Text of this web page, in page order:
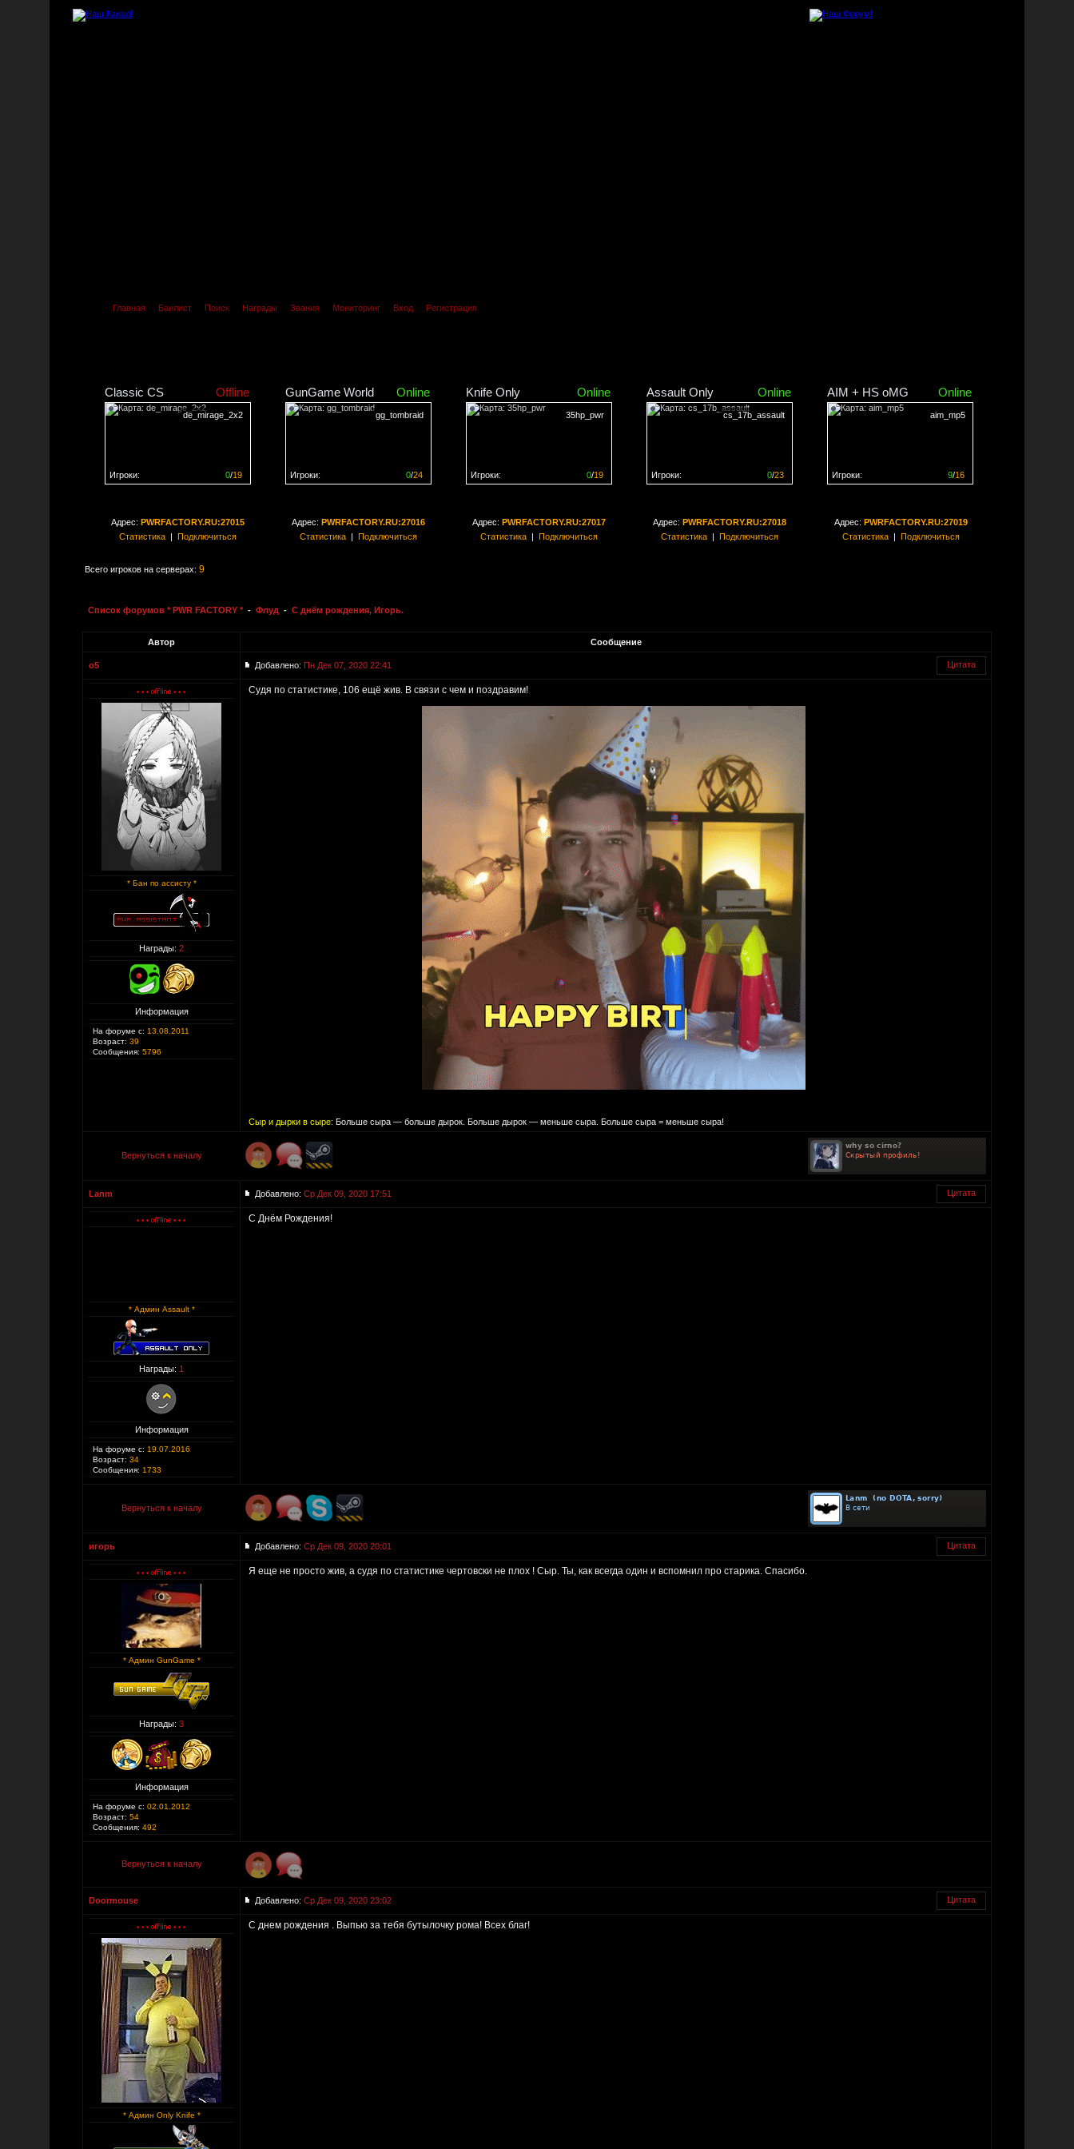
Главная Банлист Поиск Награды Звания Мониторинг Вход Регистрация
Classic CS Offline
de_mirage_2x2
0/19
Игроки:
GunGame World Online
gg_tombraid
0/24
Игроки:
Knife Only Online
35hp_pwr
0/19
Игроки:
Assault Only Online
cs_17b_assault
0/23
Игроки:
AIM + HS oMG Online
aim_mp5
9/16
Игроки:
Адрес: PWRFACTORY.RU:27015
Статистика| Подключиться
Адрес: PWRFACTORY.RU:27016
Статистика| Подключиться
Адрес: PWRFACTORY.RU:27017
Статистика| Подключиться
Адрес: PWRFACTORY.RU:27018
Статистика| Подключиться
Адрес: PWRFACTORY.RU:27019
Статистика| Подключиться
Всего игроков на серверах: 9
Список форумов * PWR FACTORY * - Флуд - C днём рождения, Игорь.
Автор Сообщение
o5 Добавлено: Пн Дек 07, 2020 22:41 Цитата
* Бан по ассисту *
Награды: 2
Информация
На форуме с: 13.08.2011
Возраст: 39
Сообщения: 5796
Судя по статистике, 106 ещё жив. В связи с чем и поздравим!
Сыр и дырки в сыре: Больше сыра — больше дырок. Больше дырок — меньше сыра. Больше сыра = меньше сыра!
Вернуться к началу
Lanm Добавлено: Ср Дек 09, 2020 17:51 Цитата
* Админ Assault *
Награды: 1
Информация
На форуме с: 19.07.2016
Возраст: 34
Сообщения: 1733
С Днём Рождения!
Вернуться к началу
игорь Добавлено: Ср Дек 09, 2020 20:01 Цитата
* Админ GunGame *
Награды: 3
Информация
На форуме с: 02.01.2012
Возраст: 54
Сообщения: 492
Я еще не просто жив, а судя по статистике чертовски не плох ! Сыр. Ты, как всегда один и вспомнил про старика. Спасибо.
Вернуться к началу
Doormouse Добавлено: Ср Дек 09, 2020 23:02 Цитата
* Админ Only Knife *
С днем рождения . Выпью за тебя бутылочку рома! Всех благ!